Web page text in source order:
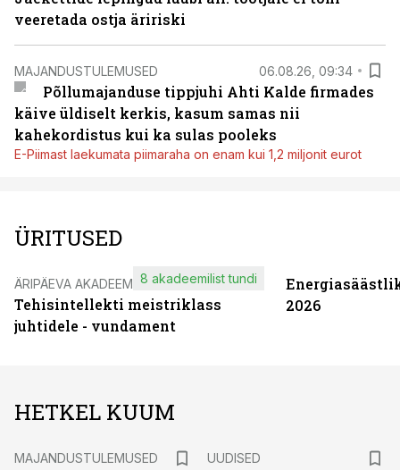
veeretada ostja äririski
MAJANDUSTULEMUSED 06.08.26, 09:34
Põllumajanduse tippjuhi Ahti Kalde firmades
käive üldiselt kerkis, kasum samas nii
kahekordistus kui ka sulas pooleks
E-Piimast laekumata piimaraha on enam kui 1,2 miljonit eurot
ÜRITUSED
ÄRIPÄEVA AKADEEMIA
Tehisintellekti meistriklass
juhtidele - vundament
8 akadeemilist tundi
2026
HETKEL KUUM
MAJANDUSTULEMUSED
UUDISED